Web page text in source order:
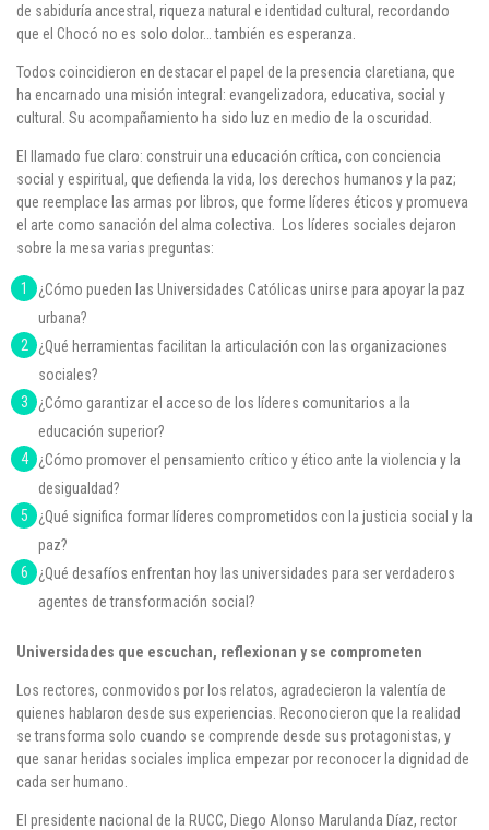
de sabiduría ancestral, riqueza natural e identidad cultural , recordando
que el Chocó no es solo dolor… también es esperanza.
Todos coincidieron en destacar el papel de la presencia claretiana, que
ha encarnado una misión integral: evangelizadora, educativa, social y
cultural. Su acompañamiento ha sido luz en medio de la oscuridad.
El llamado fue claro: construir una educación crítica, con conciencia
social y espiritual, que defienda la vida, los derechos humanos y la paz;
que reemplace las armas por libros, que forme líderes éticos y promueva
el arte como sanación del alma colectiva. Los líderes sociales dejaron
sobre la mesa varias preguntas:
¿Cómo pueden las Universidades Católicas unirse para apoyar la paz
urbana?
¿Qué herramientas facilitan la articulación con las organizaciones
sociales?
¿Cómo garantizar el acceso de los líderes comunitarios a la
educación superior?
¿Cómo promover el pensamiento crítico y ético ante la violencia y la
desigualdad?
¿Qué significa formar líderes comprometidos con la justicia social y la
paz?
¿Qué desafíos enfrentan hoy las universidades para ser verdaderos
agentes de transformación social?
Universidades que escuchan, reflexionan y se comprometen
Los rectores, conmovidos por los relatos, agradecieron la valentía de
quienes hablaron desde sus experiencias. Reconocieron que la realidad
se transforma solo cuando se comprende desde sus protagonistas, y
que sanar heridas sociales implica empezar por reconocer la dignidad de
cada ser humano
El presidente nacional de la RUCC, Diego Alonso Marulanda Díaz, rector